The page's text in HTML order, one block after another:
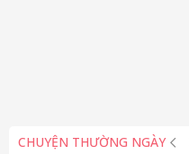
CHUYỆN THƯỜNG NGÀY